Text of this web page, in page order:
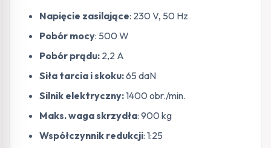
Napięcie zasilające: 230 V, 50 Hz
Pobór mocy: 500 W
Pobór prądu: 2,2 A
Siła tarcia i skoku:65 daN
Silnik elektryczny:1400 obr./min.
Maks. waga skrzydła: 900 kg
Współczynnik redukcji: 1:25